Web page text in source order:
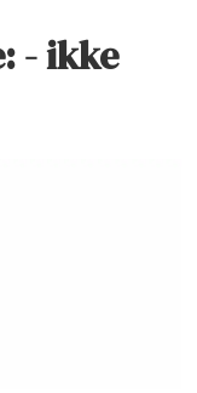
- ikke